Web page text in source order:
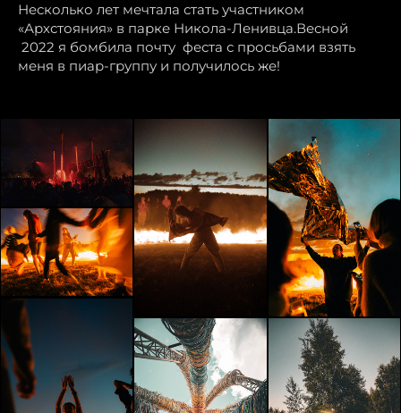
Несколько лет мечтала стать участником
«Архстояния» в парке Никола-Ленивца.Весной
2022 я бомбила почту феста с просьбами взять
меня в пиар-группу и получилось же!